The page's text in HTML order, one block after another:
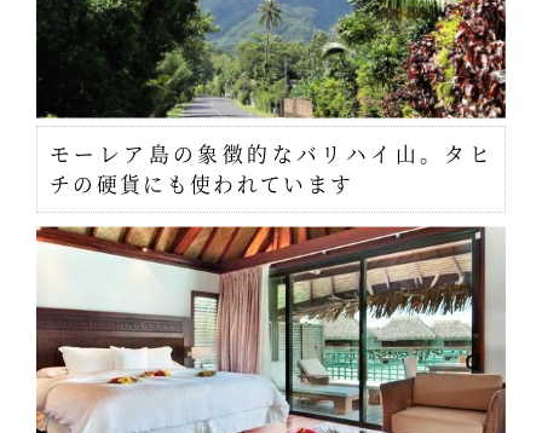
モーレア島の象徴的なバリハイ山。タヒ
チの硬貨にも使われています